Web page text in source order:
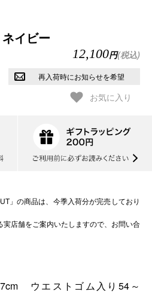
イビー
12,100円(税込)
再入荷時にお知らせを希望
お気に入り
」の商品は、今季入荷分が完売しており
実店舗をご案内いたしますので、お問い合
ウエストゴム入り54～